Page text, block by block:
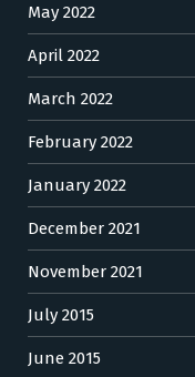
May 2022
April 2022
March 2022
February 2022
January 2022
December 2021
November 2021
July 2015
June 2015